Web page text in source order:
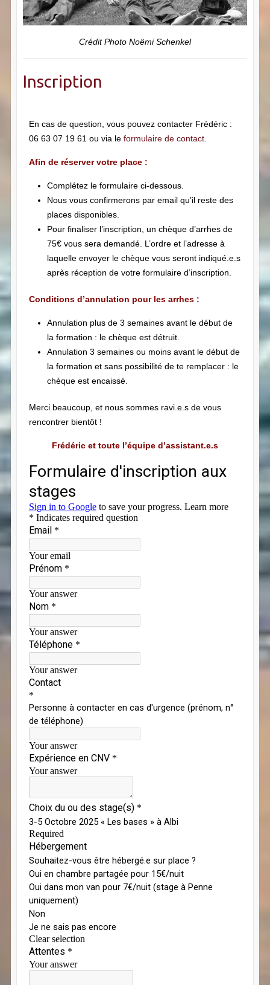
Crédit Photo Noëmi Schenkel
Inscription
En cas de question, vous pouvez contacter Frédéric :
06 63 07 19 61 ou via le formulaire de contact.
Afin de réserver votre place :
Complétez le formulaire ci-dessous.
Nous vous confirmerons par email qu’il reste des
places disponibles.
Pour finaliser l’inscription, un chèque d’arrhes de
75€ vous sera demandé. L’ordre et l’adresse à
laquelle envoyer le chèque vous seront indiqué.e.s
après réception de votre formulaire d’inscription.
Conditions d’annulation pour les arrhes :
Annulation plus de 3 semaines avant le début de
la formation : le chèque est détruit.
Annulation 3 semaines ou moins avant le début de
la formation et sans possibilité de te remplacer : le
chèque est encaissé.
Merci beaucoup, et nous sommes ravi.e.s de vous
rencontrer bientôt !
Frédéric et toute l’équipe d’assistant.e.s